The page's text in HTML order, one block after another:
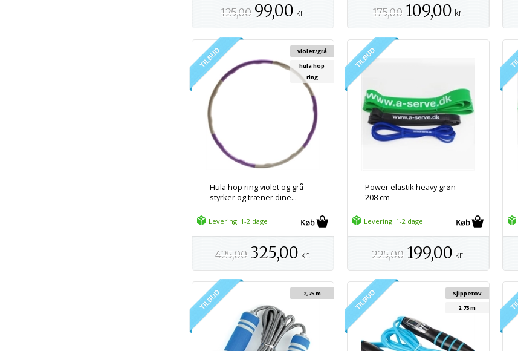
125,00 99,00 kr. 175,00 109,00 kr.
Hula hop ring violet og grå -
styrker og træner dine...
violet/grå
hula hop
ring
Levering: 1-2 dage
425,00 325,00 kr.
Power elastik heavy grøn -
208 cm
Levering: 1-2 dage
225,00 199,00 kr.
2,75 m
Sjippetov
2,75 m